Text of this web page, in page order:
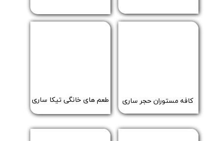
​کافه مستوران حجر ساری طعم های خانگی تیکا ساری